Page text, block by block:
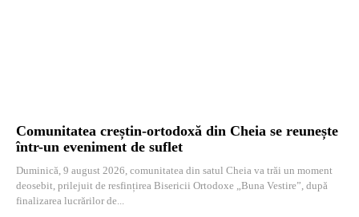
Comunitatea creștin-ortodoxă din Cheia se reunește
într-un eveniment de suflet
Duminică, 9 august 2026, comunitatea din satul Cheia va trăi un moment
deosebit, prilejuit de resfințirea Bisericii Ortodoxe „Buna Vestire”, după
finalizarea lucrărilor de...